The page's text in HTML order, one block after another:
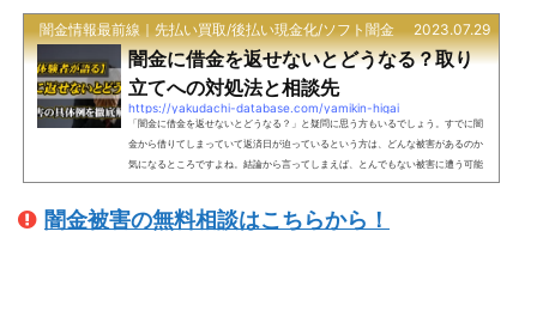
闇金情報最前線｜先払い買取/後払い現金化/ソフト闇金 2023.07.29
闇金に借金を返せないとどうなる？取り
立てへの対処法と相談先
https://yakudachi-database.com/yamikin-higai
「闇金に借金を返せないとどうなる？」と疑問に思う方もいるでしょう。すでに闇
金から借りてしまっていて返済日が迫っているという方は、どんな被害があるのか
気になるところですよね。結論から言ってしまえば、とんでもない被害に遭う可能
性が高いです。返済日にまだ余裕があるなら、今すぐにでも弁護士・司法書士に駆
ださい。・・・と、ここまで書いてもまだ専門家に駆け込む決心がつかない方のた
闇金被害の無料相談はこちらから！